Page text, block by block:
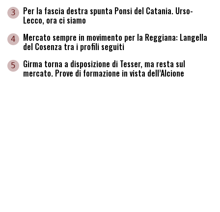
3 Per la fascia destra spunta Ponsi del Catania. Urso-
Lecco, ora ci siamo
4 Mercato sempre in movimento per la Reggiana: Langella
del Cosenza tra i profili seguiti
5 Girma torna a disposizione di Tesser, ma resta sul
mercato. Prove di formazione in vista dell’Alcione